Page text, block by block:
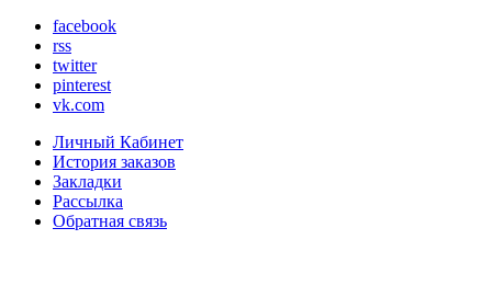
facebook
rss
twitter
pinterest
vk.com
Личный Кабинет
История заказов
Закладки
Рассылка
Обратная связь